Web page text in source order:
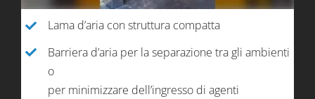
Lama d’aria con struttura compatta
Barriera d’aria per la separazione tra gli ambienti
o
per minimizzare dell’ingresso di agenti